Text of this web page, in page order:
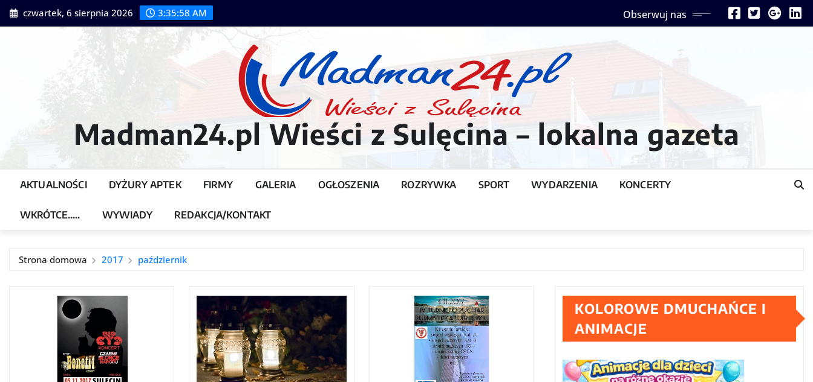
Przejdź
do
czwartek, 6 sierpnia 2026 3:35:59 AM Obserwuj nas
Madman24.pl Wieści z Sulęcina – lokalna gazeta
AKTUALNOŚCI DYŻURY APTEK FIRMY GALERIA OGŁOSZENIA ROZRYWKA SPORT WYDARZENIA KONCERTY
WKRÓTCE….. WYWIADY REDAKCJA/KONTAKT
Strona domowa 2017 październik
KOLOROWE DMUCHAŃCE I
ANIMACJE